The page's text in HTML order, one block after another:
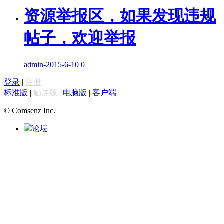
资源举报区，如果发现违规
帖子，欢迎举报
admin-2015-6-10 0
登录 | 注册
标准版 | 触屏版 | 电脑版 | 客户端
© Comsenz Inc.
论坛